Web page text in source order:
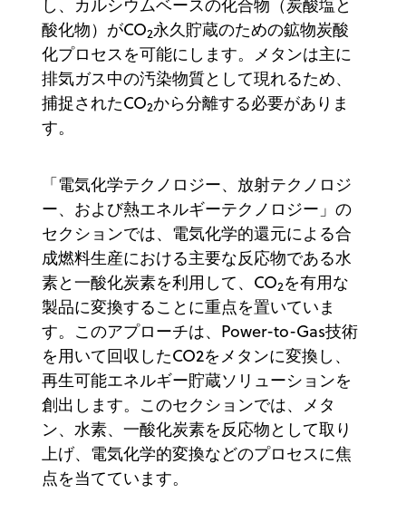
し、カルシウムベースの化合物（炭酸塩と
酸化物）がCO2永久貯蔵のための鉱物炭酸
化プロセスを可能にします。メタンは主に
排気ガス中の汚染物質として現れるため、
捕捉されたCO2から分離する必要がありま
す。
「電気化学テクノロジー、放射テクノロジ
ー、および熱エネルギーテクノロジー」の
セクションでは、電気化学的還元による合
成燃料生産における主要な反応物である水
素と一酸化炭素を利用して、CO2を有用な
製品に変換することに重点を置いていま
す。このアプローチは、Power-to-Gas技術
を用いて回収したCO2をメタンに変換し、
再生可能エネルギー貯蔵ソリューションを
創出します。このセクションでは、メタ
ン、水素、一酸化炭素を反応物として取り
上げ、電気化学的変換などのプロセスに焦
点を当てています。